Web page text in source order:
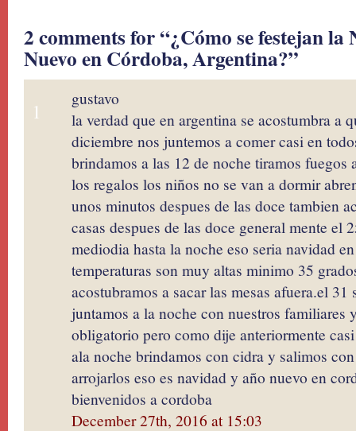
2 comments for “¿Cómo se festejan
Nuevo en Córdoba, Argentina?”
1
gustavo
la verdad que en argentina se acostumbra a
diciembre nos juntemos a comer casi en
brindamos a las 12 de noche tiramos
los regalos los niños no se van a dormir
unos minutos despues de las doce tambien
casas despues de las doce general mente el
mediodia hasta la noche eso seria navidad
temperaturas son muy altas minimo 35
acostubramos a sacar las mesas afuera.el
juntamos a la noche con nuestros familiares
obligatorio pero como dije anteriormente
ala noche brindamos con cidra y salimos
arrojarlos eso es navidad y año nuevo en
bienvenidos a cordoba
December 27th, 2016 at 15:03